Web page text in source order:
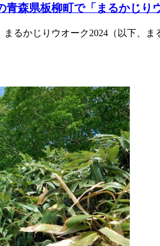
森県板柳町で「まるかじり
るかじりウオーク2024（以下、